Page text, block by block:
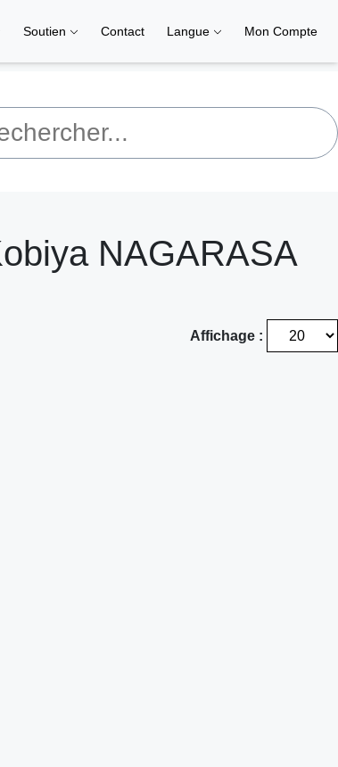
Soutien Contact Langue Mon Compte
NAGARASA
Affichage :